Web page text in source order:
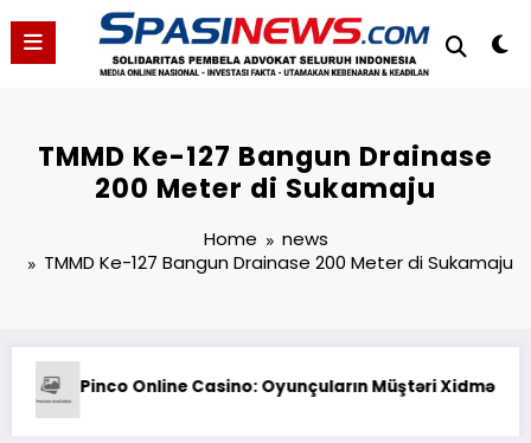
TMMD Ke-127 Bangun Drainase
200 Meter di Sukamaju
Home
news
TMMD Ke-127 Bangun Drainase 200 Meter di Sukamaju
Xidmətlərindən Nələr Gözlədiyi*Pastikan Pekayanan Maksimal, Direksi